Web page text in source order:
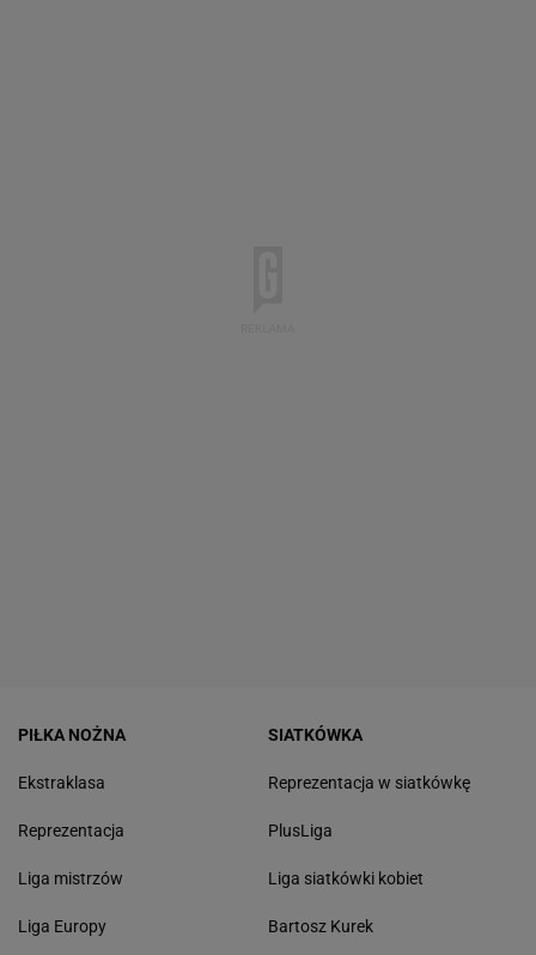
PIŁKA NOŻNA
Ekstraklasa
Reprezentacja
Liga mistrzów
Liga Europy
SIATKÓWKA
Reprezentacja w siatkówkę
PlusLiga
Liga siatkówki kobiet
Bartosz Kurek